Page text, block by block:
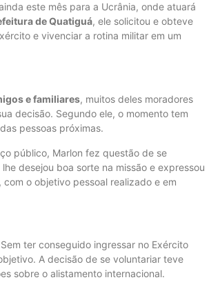
este mês para a Ucrânia, onde atuará
de Quatiguá, ele solicitou e obteve
e vivenciar a rotina militar em um
e familiares, muitos deles moradores
decisão. Segundo ele, o momento tem
pessoas próximas.
público, Marlon fez questão de se
lhe desejou boa sorte na missão e expressou
o objetivo pessoal realizado e em
ter conseguido ingressar no Exército
A decisão de se voluntariar teve
sobre o alistamento internacional.